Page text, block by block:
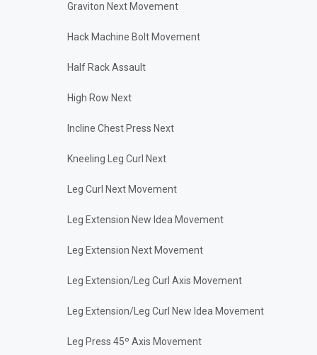
Graviton Next Movement
Hack Machine Bolt Movement
Half Rack Assault
High Row Next
Incline Chest Press Next
Kneeling Leg Curl Next
Leg Curl Next Movement
Leg Extension New Idea Movement
Leg Extension Next Movement
Leg Extension/Leg Curl Axis Movement
Leg Extension/Leg Curl New Idea Movement
Leg Press 45º Axis Movement